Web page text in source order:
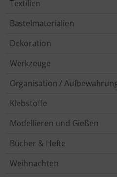
Textilien
Bastelmaterialien
Dekoration
Werkzeuge
Organisation /
Klebstoffe
Modellieren und Gießen
Bücher & Hefte
Weihnachten